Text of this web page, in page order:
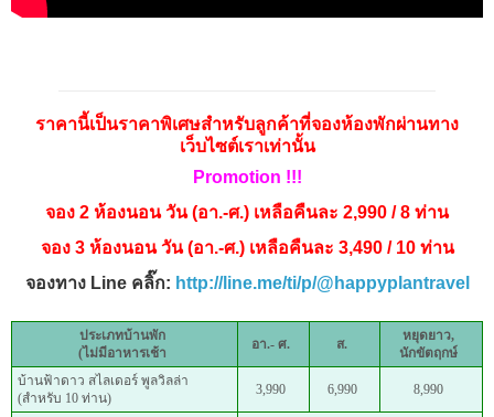
ราคานี้เป็นราคาพิเศษสำหรับลูกค้าที่จองห้องพักผ่านทาง
เว็บไซต์เราเท่านั้น
Promotion !!!
จอง 2 ห้องนอน วัน (อา.-ศ.) เหลือคืนละ 2,990 / 8 ท่าน
จอง 3 ห้องนอน วัน (อา.-ศ.) เหลือคืนละ 3,490 / 10 ท่าน
จองทาง Line คลิ๊ก: http://line.me/ti/p/@happyplantravel
ประเภทบ้านพัก
(ไม่มีอาหารเช้า
อา.- ศ. ส.
หยุดยาว,
นักขัตฤกษ์
บ้านฟ้าดาว สไลเดอร์ พูลวิลล่า
(สำหรับ 10 ท่าน)
3,990 6,990 8,990